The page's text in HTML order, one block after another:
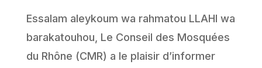
Essalam aleykoum wa rahmatou LLAHI wa
barakatouhou, Le Conseil des Mosquées
du Rhône (CMR) a le plaisir d’informer